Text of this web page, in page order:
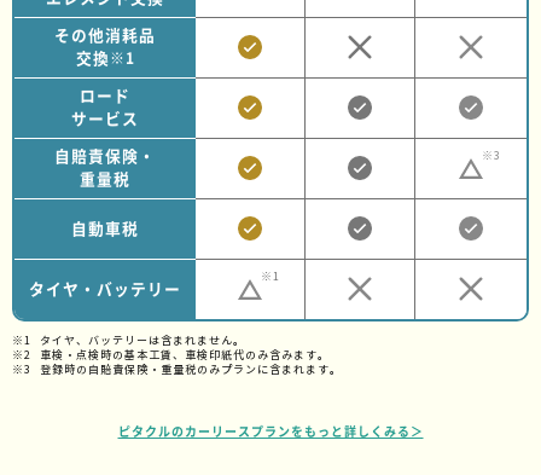
その他消耗品
交換※1
ロード
サービス
自賠責保険・
重量税
※3
自動車税
タイヤ・バッテリー
※1
タイヤ、バッテリーは含まれません。
車検・点検時の基本工賃、車検印紙代のみ含みます。
登録時の自賠責保険・重量税のみプランに含まれます。
ピタクルのカーリースプランをもっと詳しくみる＞